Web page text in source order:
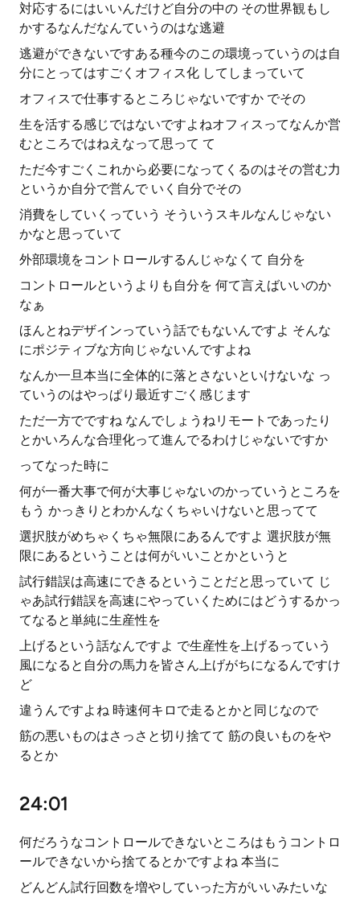
対応するにはいいんだけど自分の中の その世界観もし
かするなんだなんていうのはな逃避
逃避ができないですある種今のこの環境っていうのは自
分にとってはすごくオフィス化 してしまっていて
オフィスで仕事するところじゃないですか でその
生を活する感じではないですよねオフィスってなんか営
むところではねえなって思って て
ただ今すごくこれから必要になってくるのはその営む力
というか自分で営んで いく自分でその
消費をしていくっていう そういうスキルなんじゃない
かなと思っていて
外部環境をコントロールするんじゃなくて 自分を
コントロールというよりも自分を 何て言えばいいのか
なぁ
ほんとねデザインっていう話でもないんですよ そんな
にポジティブな方向じゃないんですよね
なんか一旦本当に全体的に落とさないといけないな っ
ていうのはやっぱり最近すごく感じます
ただ一方でですね なんでしょうねリモートであったり
とかいろんな合理化って進んでるわけじゃないですか
ってなった時に
何が一番大事で何が大事じゃないのかっていうところを
もう かっきりとわかんなくちゃいけないと思ってて
選択肢がめちゃくちゃ無限にあるんですよ 選択肢が無
限にあるということは何がいいことかというと
試行錯誤は高速にできるということだと思っていて じ
ゃあ試行錯誤を高速にやっていくためにはどうするかっ
てなると単純に生産性を
上げるという話なんですよ で生産性を上げるっていう
風になると自分の馬力を皆さん上げがちになるんですけ
ど
違うんですよね 時速何キロで走るとかと同じなので
筋の悪いものはさっさと切り捨てて 筋の良いものをや
るとか
24:01
何だろうなコントロールできないところはもうコントロ
ールできないから捨てるとかですよね 本当に
どんどん試行回数を増やしていった方がいいみたいな